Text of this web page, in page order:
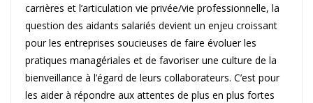
carrières et l’articulation vie privée/vie professionnelle, la
question des aidants salariés devient un enjeu croissant
pour les entreprises soucieuses de faire évoluer les
pratiques managériales et de favoriser une culture de la
bienveillance à l’égard de leurs collaborateurs. C’est pour
les aider à répondre aux attentes de plus en plus fortes